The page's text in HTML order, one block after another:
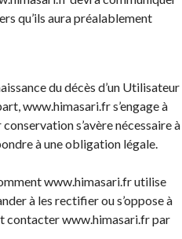
qu’ils aura préalablement
du décès d’un Utilisateur
www.himasari.fr s’engage à
s’avère nécessaire à
à une obligation légale.
www.himasari.fr utilise
à les rectifier ou s’oppose à
contacter www.himasari.fr par